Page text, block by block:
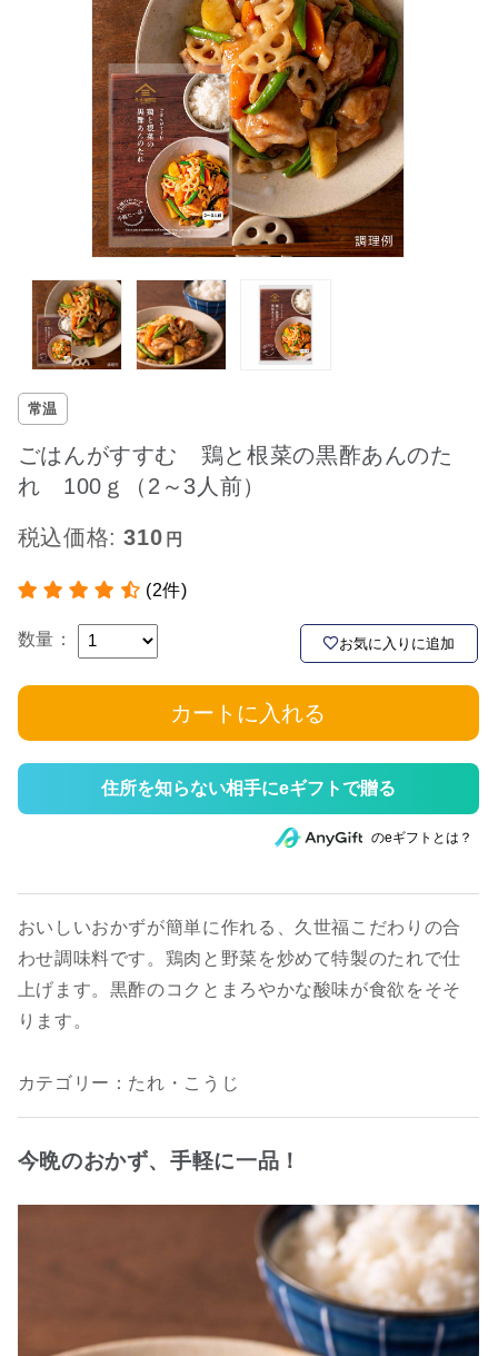
常温
ごはんがすすむ 鶏と根菜の黒酢あんのた
れ 100ｇ（2～3人前）
税込価格:310
(2件)
数量： お気に入りに追加
カートに入れる
住所を知らない相手にeギフトで贈る
のeギフトとは？
おいしいおかずが簡単に作れる、久世福こだわりの合
わせ調味料です。鶏肉と野菜を炒めて特製のたれで仕
上げます。黒酢のコクとまろやかな酸味が食欲をそそ
ります。
カテゴリー：たれ・こうじ
今晩のおかず、手軽に一品！